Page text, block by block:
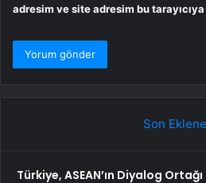
adresim ve site adresim bu
Son
Türkiye, ASEAN’ın Diyalog